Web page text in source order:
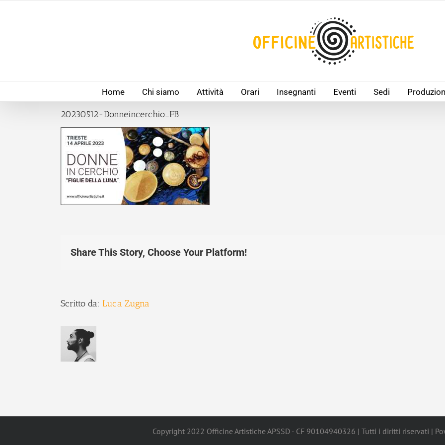
Home Chi siamo Attività Orari Insegnanti Eventi Sedi
20230512-Donneincerchio_FB
Share This Story, Choose Your Platform!
Scritto da: Luca Zugna
Copyright 2022 Officine Artistiche APSSD - CF 90104940326 | Tutti i diritti riservati |